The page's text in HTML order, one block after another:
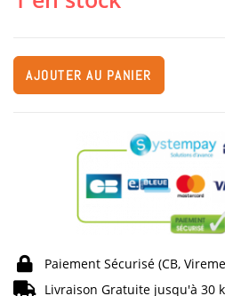
AJOUTER AU PANIER
Paiement Sécurisé (CB,
Livraison Gratuite jusqu'à 30